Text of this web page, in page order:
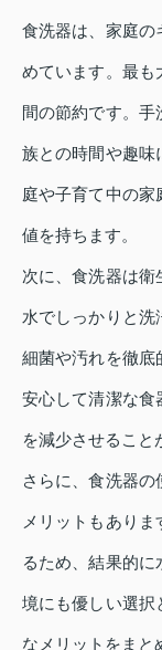
食洗器は、家庭の
めています。最も
間の節約です。手
族との時間や趣味
庭や子育て中の家
値を持ちます。
次に、食洗器は
水でしっかりと洗
細菌や汚れを徹底
安心して清潔な食
を減少させること
さらに、食洗器
メリットもあり
るため、結果的
境にも優しい選択
なメリットをまと